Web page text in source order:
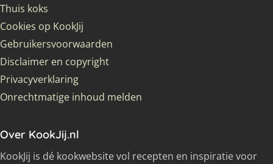
Thuis koks
Cookies op KookJij
Gebruikersvoorwaarden
Disclaimer en copyright
Privacyverklaring
Onrechtmatige inhoud melden
Over KookJij.nl
KookJij is dé kookwebsite vol recepten en inspiratie voor